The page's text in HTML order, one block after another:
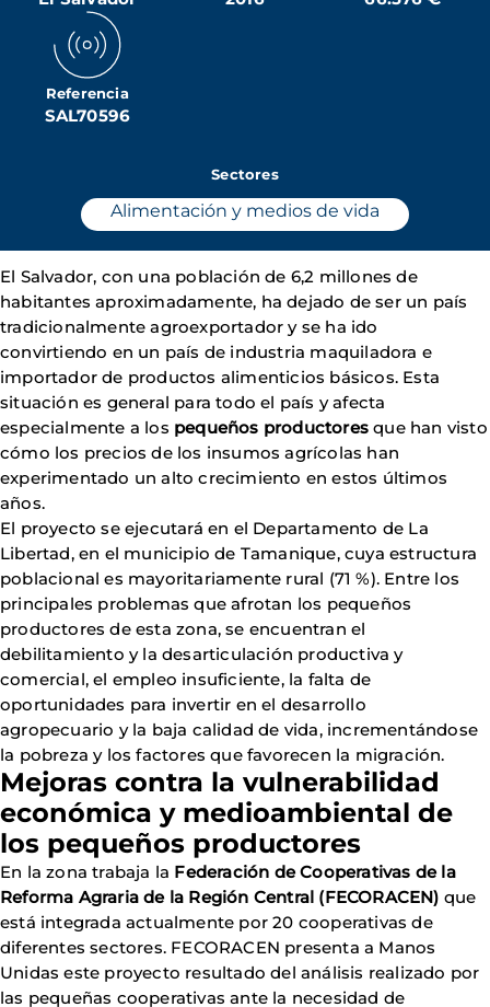
Referencia
SAL70596
Sectores
Alimentación y medios de vida
El Salvador, con una población de 6,2 millones de
habitantes aproximadamente, ha dejado de ser un país
tradicionalmente agroexportador y se ha ido
convirtiendo en un país de industria maquiladora e
importador de productos alimenticios básicos. Esta
situación es general para todo el país y afecta
especialmente a los pequeños productores que han visto
cómo los precios de los insumos agrícolas han
experimentado un alto crecimiento en estos últimos
años.
El proyecto se ejecutará en el Departamento de La
Libertad, en el municipio de Tamanique, cuya estructura
poblacional es mayoritariamente rural (71 %). Entre los
principales problemas que afrotan los pequeños
productores de esta zona, se encuentran el
debilitamiento y la desarticulación productiva y
comercial, el empleo insuficiente, la falta de
oportunidades para invertir en el desarrollo
agropecuario y la baja calidad de vida, incrementándose
la pobreza y los factores que favorecen la migración.
Mejoras contra la vulnerabilidad
económica y medioambiental de
los pequeños productores
En la zona trabaja la Federación de Cooperativas de la
Reforma Agraria de la Región Central (FECORACEN) que
está integrada actualmente por 20 cooperativas de
diferentes sectores. FECORACEN presenta a Manos
Unidas este proyecto resultado del análisis realizado por
las pequeñas cooperativas ante la necesidad de